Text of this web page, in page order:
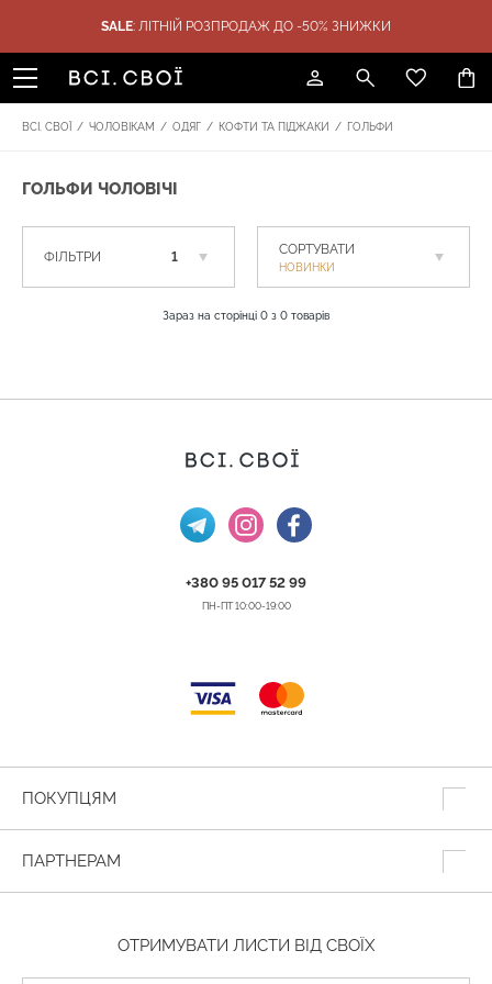
SALE: ЛІТНІЙ РОЗПРОДАЖ ДО -50% ЗНИЖКИ
ПОДАРУНКИ SALE БРЕНДИ
ВСІ. СВОЇ / ЧОЛОВІКАМ / ОДЯГ / КОФТИ ТА ПІДЖАКИ / ГОЛЬФИ
ГОЛЬФИ ЧОЛОВІЧІ
ФІЛЬТРИ 1 СОРТУВАТИ
НОВИНКИ
Зараз на сторінці 0 з 0 товарів
+380 95 017 52 99
ПН-ПТ 10:00-19:00
ПОКУПЦЯМ
ПАРТНЕРАМ
ОТРИМУВАТИ ЛИСТИ ВІД СВОЇХ